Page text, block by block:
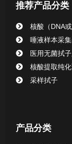
核酸提取或纯化
清洁验证棉签
动物检测
推荐产品分类
核酸（DNA
唾液样本采
医用无菌拭
核酸提取纯
采样拭子
产品分类